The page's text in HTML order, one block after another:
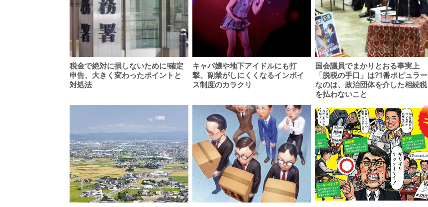
税金で絶対に損しないために!確定
申告、大きく変わったポイントと
対処法
キャバ嬢や地下アイドルにも打
撃。副業がしにくくなるインボイ
ス制度のカラクリ
国会議員でまかりとおる事実上
「脱税の手口」は?1番ポピュラー
なのは、政治団体を介した相続税
を払わないこと